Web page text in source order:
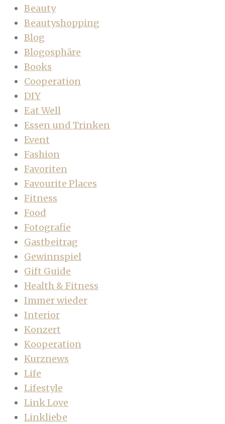
Beauty
Beautyshopping
Blog
Blogosphäre
Books
Cooperation
DIY
Eat Well
Essen und Trinken
Event
Fashion
Favoriten
Favourite Places
Fitness
Food
Fotografie
Gastbeitrag
Gewinnspiel
Gift Guide
Health & Fitness
Immer wieder
Interior
Konzert
Kooperation
Kurznews
Life
Lifestyle
Link Love
Linkliebe